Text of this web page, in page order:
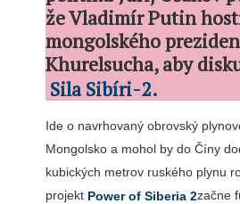
že Vladimír Putin
mongolského
Khurelsucha, aby
Sila Sibíri-2.
Ide o navrhovaný obrovský
Mongolsko a mohol by do Číny
kubických metrov ruského plynu
projekt Power of Siberia 2začne